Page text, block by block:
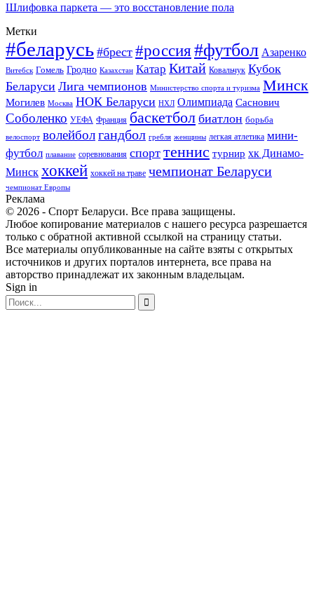
Шлифовка паркета — это восстановление пола
Метки
#беларусь #брест #россия#футбол Азаренко
Витебск Гомель Гродно Казахстан Катар Китай Ковальчук Кубок
Беларуси Лига чемпионов Министерство спорта и туризма Минск
Могилев Москва НОК Беларуси НХЛ Олимпиада Саснович
Соболенко УЕФА Франция баскетбол биатлон борьба
велоспорт волейболгандбол гребля женщины легкая атлетика мини-
футбол плавание соревнования спорт теннис турнир хк Динамо-
Минск хоккей хоккей на траве чемпионат Беларуси
чемпионат Европы
Реклама
© 2026 - Спорт Беларуси. Все права защищены.
Любое копирование материалов с нашего ресурса разрешается
только с обратной активной ссылкой на страницу статьи.
Все материалы опубликованные на сайте взяты с открытых
источников и других порталов интернета, все права на
авторство принадлежат их законным владельцам.
Sign in